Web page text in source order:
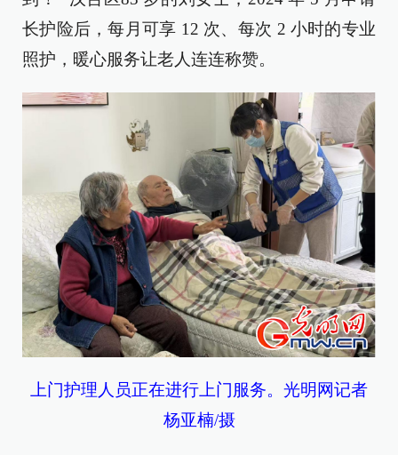
长护险后，每月可享 12 次、每次 2 小时的专业
照护，暖心服务让老人连连称赞。
上门护理人员正在进行上门服务。光明网记者
杨亚楠/摄